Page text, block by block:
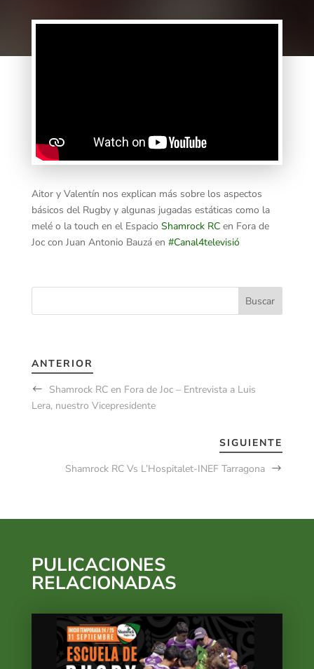
Aitor y Valentín nos explican más sobre los aspectos
básicos del Rugby y algunas jugadas estáticas como la
melé o la touch en el Espacio Shamrock RCen Fora de
Joc con Juan Antonio Bauzá en #Canal4televisió
ANTERIOR
Shamrock RC en Fora de Joc – Entrevista a Luis
Lera, nuestro Vicepresidente
SIGUIENTE
Shamrock RC Vs L’Hospitalet-INEF Tarragona
PULICACIONES
RELACIONADAS